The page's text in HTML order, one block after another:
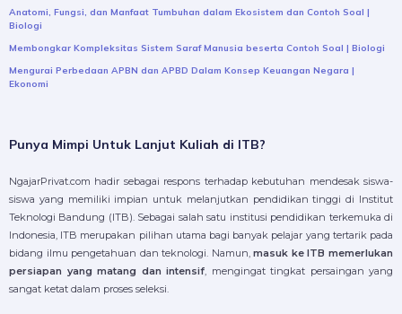
Anatomi, Fungsi, dan Manfaat Tumbuhan dalam Ekosistem dan Contoh Soal |
Biologi
Membongkar Kompleksitas Sistem Saraf Manusia beserta Contoh Soal | Biologi
Mengurai Perbedaan APBN dan APBD Dalam Konsep Keuangan Negara |
Ekonomi
Punya Mimpi Untuk Lanjut Kuliah di ITB?
NgajarPrivat.com hadir sebagai respons terhadap kebutuhan mendesak siswa-
siswa yang memiliki impian untuk melanjutkan pendidikan tinggi di Institut
Teknologi Bandung (ITB). Sebagai salah satu institusi pendidikan terkemuka di
Indonesia, ITB merupakan pilihan utama bagi banyak pelajar yang tertarik pada
bidang ilmu pengetahuan dan teknologi. Namun,masuk ke ITB memerlukan
persiapan yang matang dan intensif , mengingat tingkat persaingan yang
sangat ketat dalam proses seleksi.